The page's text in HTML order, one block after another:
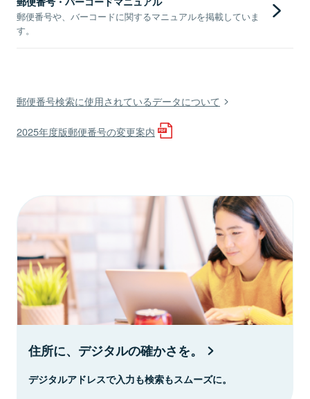
郵便番号や、バーコードに関するマニュアルを掲載していま
す。
郵便番号検索に使用されているデータについて
2025年度版郵便番号の変更案内
住所に、デジタルの確かさを。
デジタルアドレスで入力も検索もスムーズに。